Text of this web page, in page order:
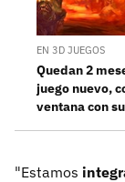
EN 3D JUEGOS
Quedan 2
juego nuevo,
ventana con
"Estamos